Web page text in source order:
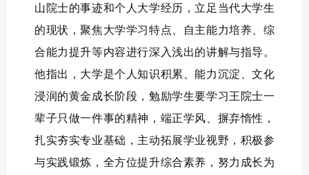
山院士的事迹和个人大学经历，立足当代大学生
的现状，聚焦大学学习特点、自主能力培养、综
合能力提升等内容进行深入浅出的讲解与指导。
他指出，大学是个人知识积累、能力沉淀、文化
浸润的黄金成长阶段，勉励学生要学习王院士一
辈子只做一件事的精神，端正学风、摒弃惰性，
扎实夯实专业基础，主动拓展学业视野，积极参
与实践锻炼，全方位提升综合素养，努力成长为